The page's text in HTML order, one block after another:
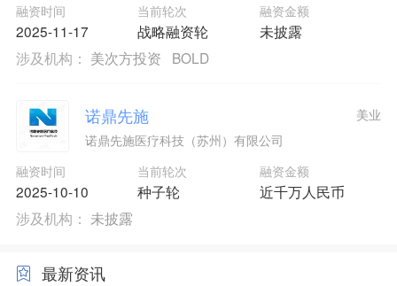
融资时间
2025-11-17
当前轮次
战略融资轮
融资金额
未披露
涉及机构： 美次方投资 BOLD
诺鼎先施
诺鼎先施医疗科技（苏州）有限公司
融资时间
2025-10-10
当前轮次
种子轮
融资金额
近千万人民币
美业
涉及机构： 未披露
最新资讯